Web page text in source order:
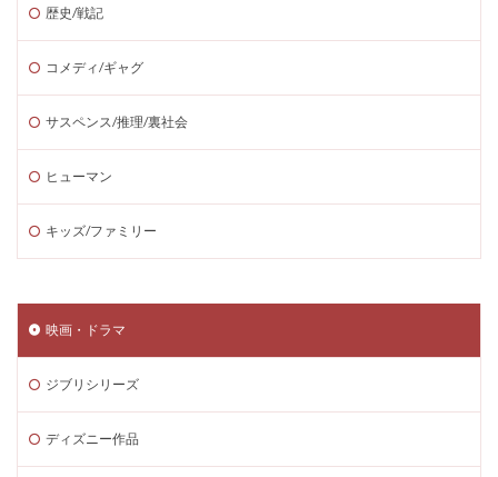
歴史/戦記
コメディ/ギャグ
サスペンス/推理/裏社会
ヒューマン
キッズ/ファミリー
映画・ドラマ
ジブリシリーズ
ディズニー作品